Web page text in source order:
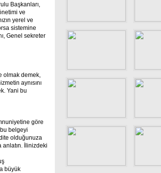
Başkanları,
ve
yerel ve
sistemine
Genel sekreter
olmak demek,
aynısını
Yani bu
göre
belgeyi
olduğunuza
anlatın. İlinizdeki
büyük